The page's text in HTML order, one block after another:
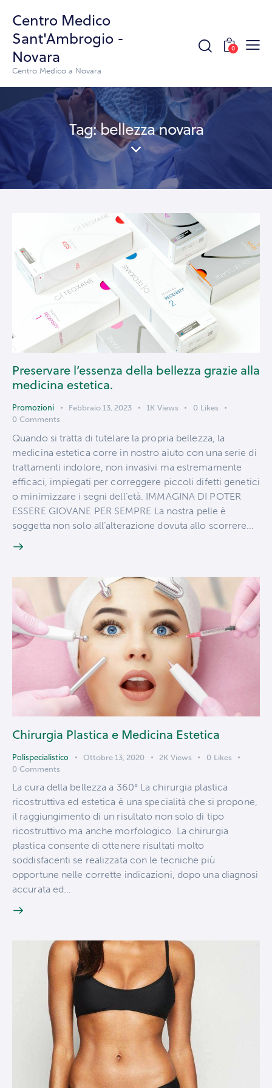
Centro Medico
Sant'Ambrogio -
Novara
Centro Medico a Novara
0
Tag: bellezza novara
Preservare l’essenza della bellezza grazie alla
medicina estetica.
Promozioni Febbraio 13, 2023 1K Views 0 Likes
0 Comments
Quando si tratta di tutelare la propria bellezza, la
medicina estetica corre in nostro aiuto con una serie di
trattamenti indolore, non invasivi ma estremamente
efficaci, impiegati per correggere piccoli difetti genetici
o minimizzare i segni dell’età. IMMAGINA DI POTER
ESSERE GIOVANE PER SEMPRE La nostra pelle è
soggetta non solo all’alterazione dovuta allo scorrere…
Chirurgia Plastica e Medicina Estetica
Polispecialistico Ottobre 13, 2020 2K Views 0 Likes
0 Comments
La cura della bellezza a 360° La chirurgia plastica
ricostruttiva ed estetica è una specialità che si propone,
il raggiungimento di un risultato non solo di tipo
ricostruttivo ma anche morfologico. La chirurgia
plastica consente di ottenere risultati molto
soddisfacenti se realizzata con le tecniche più
opportune nelle corrette indicazioni, dopo una diagnosi
accurata ed…